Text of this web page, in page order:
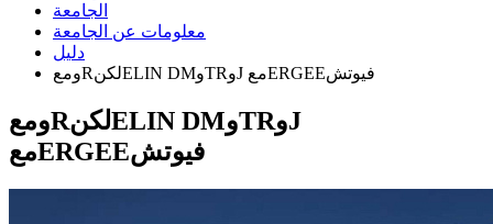
الجامعة
معلومات عن الجامعة
دليل
ومعRلكنELIN DMوTRوJ معERGEEفيوتش
ومعRلكنELIN DMوTRوJ
معERGEEفيوتش